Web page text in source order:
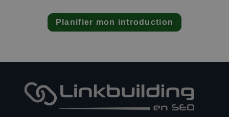
Planifier mon introduction